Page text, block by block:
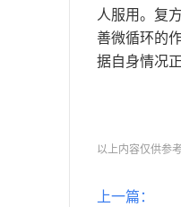
人服用。复
善微循环的
据自身情况
以上内容仅供参考
上一篇：